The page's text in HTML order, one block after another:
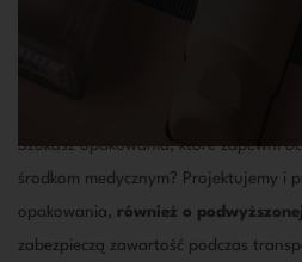
Szukasz opakowania, które zapewni
środkom medycznym? Projektujemy i
opakowania, również o
zabezpieczą zawartość podczas